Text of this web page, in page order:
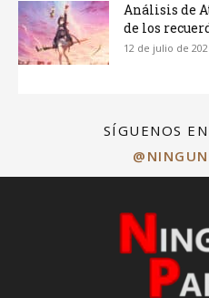
Análisis de
de los
12 de julio de
SÍGUENOS